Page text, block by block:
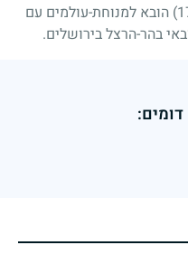
הובא למנוחת-עולמים עם
בהר-הרצל בירושלים.